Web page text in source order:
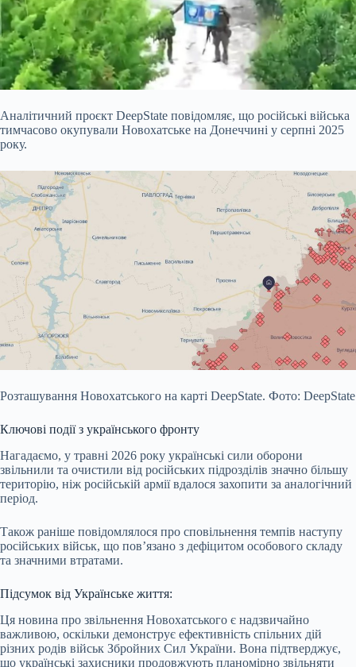
Аналітичний проєкт DeepState повідомляє, що російські війська
тимчасово окупували Новохатське на Донеччині у серпні 2025
року.
Розташування Новохатського на карті DeepState. Фото: DeepState
Ключові події з українського фронту
Нагадаємо, у травні 2026 року українські сили оборони
звільнили та очистили від російських підрозділів значно більшу
територію, ніж російській армії вдалося захопити за аналогічний
період.
Також раніше повідомлялося про сповільнення темпів наступу
російських військ, що пов’язано з дефіцитом особового складу
та значними втратами.
Підсумок від Українське життя:
Ця новина про звільнення Новохатського є надзвичайно
важливою, оскільки демонструє ефективність спільних дій
різних родів військ Збройних Сил України. Вона підтверджує,
що українські захисники продовжують планомірно звільняти